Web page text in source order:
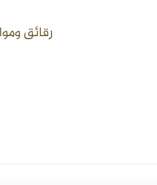
رقائق